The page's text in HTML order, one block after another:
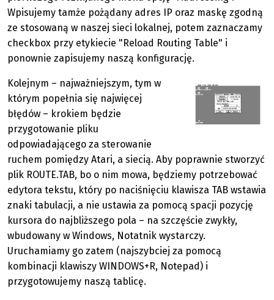
Wpisujemy tamże pożądany adres IP oraz maskę zgodną
ze stosowaną w naszej sieci lokalnej, potem zaznaczamy
checkbox przy etykiecie "Reload Routing Table" i
ponownie zapisujemy naszą konfigurację.
Kolejnym – najważniejszym, tym w
którym popełnia się najwięcej
błędów – krokiem będzie
przygotowanie pliku
odpowiadającego za sterowanie
ruchem pomiędzy Atari, a siecią. Aby poprawnie stworzyć
plik ROUTE.TAB, bo o nim mowa, będziemy potrzebować
edytora tekstu, który po naciśnięciu klawisza TAB wstawia
znaki tabulacji, a nie ustawia za pomocą spacji pozycję
kursora do najbliższego pola – na szczęście zwykły,
wbudowany w Windows, Notatnik wystarczy.
Uruchamiamy go zatem (najszybciej za pomocą
kombinacji klawiszy WINDOWS+R, Notepad) i
przygotowujemy naszą tablicę.